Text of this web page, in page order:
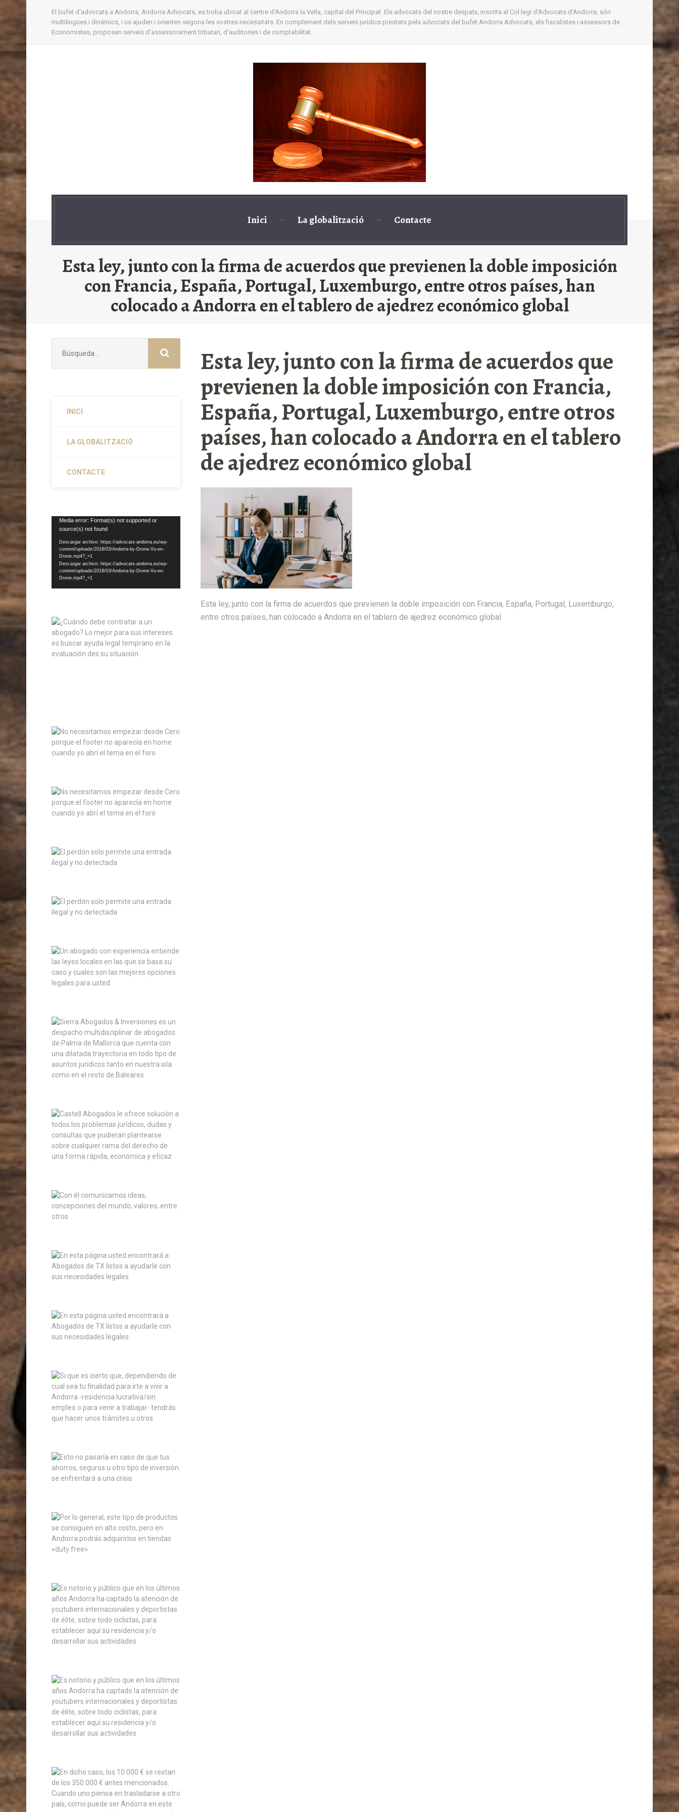
El bufet d'advocats a Andorra, Andorra Advocats, es troba ubicat al centre d'Andorra la Vella, capital del Principat. Els advocats del nostre despatx, inscrits al Col·legi d'Advocats d'Andorra, són
multilingües i dinàmics, i us ajuden i orienten segons les vostres necessitats. En complement dels serveis jurídics prestats pels advocats del bufet Andorra Advocats, els fiscalistes i assessors de
Economistes, proposen serveis d'assessorament tributari, d'auditories i de comptabilitat.
Inici La globalització Contacte
Esta ley, junto con la firma de acuerdos que previenen la doble imposición
con Francia, España, Portugal, Luxemburgo, entre otros países, han
colocado a Andorra en el tablero de ajedrez económico global
Esta ley, junto con la firma de acuerdos que
previenen la doble imposición con Francia,
España, Portugal, Luxemburgo, entre otros
países, han colocado a Andorra en el tablero
de ajedrez económico global
Esta ley, junto con la firma de acuerdos que previenen la doble imposición con Francia, España, Portugal, Luxemburgo,
entre otros países, han colocado a Andorra en el tablero de ajedrez económico global
INICI
LA GLOBALITZACIÓ
CONTACTE
Reproductor
vídeo
Media error: Format(s) not supported or
source(s) not found
Descargar archivo: https://advocats-andorra.eu/wp-
content/uploads/2018/03/Andorra-by-Drone-Vu-en-
Drone.mp4?_=1
Descargar archivo: https://advocats-andorra.eu/wp-
content/uploads/2018/03/Andorra-by-Drone-Vu-en-
Drone.mp4?_=1